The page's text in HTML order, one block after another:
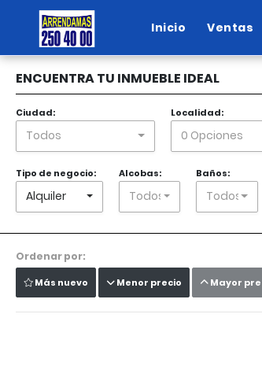
Inicio Ventas
ENCUENTRA TU INMUEBLE IDEAL
Ciudad:
Todos
Localidad:
0 Opciones
Tipo de negocio:
Alquiler
Alcobas:
Todos
Baños:
Todos
Ordenar por:
Más nuevo Menor precio Mayor